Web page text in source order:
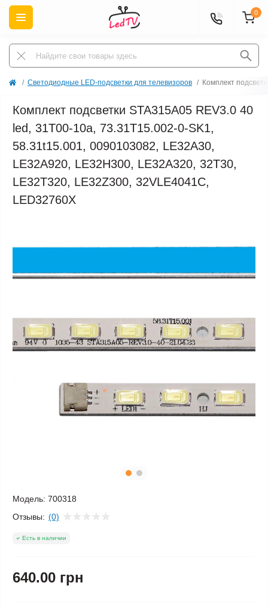
0
Светодиодные LED-подсветки для телевизоров Комплект
Комплект подсветки STA315A05 REV3.0 40
led, 31T00-10a, 73.31T15.002-0-SK1,
58.31t15.001, 0090103082, LE32A30,
LE32A920, LE32H300, LE32A320, 32T30,
LE32T320, LE32Z300, 32VLE4041C,
LED32760X
Модель: 700318
Отзывы: (0)
Есть в наличии
640.00 грн